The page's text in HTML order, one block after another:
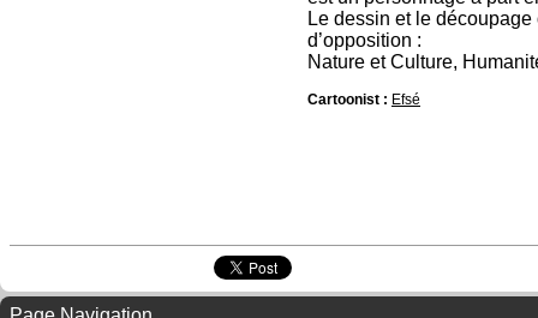
Le dessin et le
d’opposition :
Nature et Culture,
Cartoonist : Efsé